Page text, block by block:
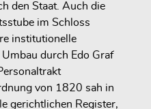
den Staat. Auch die
im Schloss
institutionelle
durch Edo Graf
von 1820 sah in
gerichtlichen Register,